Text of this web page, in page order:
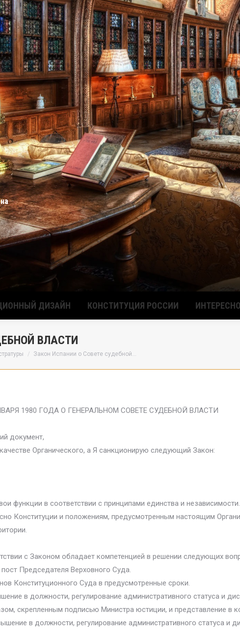
ДИЗАЙН КОНСТИТУЦИЯ РОССИИ ИНТЕРЕСНО
ВЛАСТИ
Закон Испании о Совете судебной…
1980 ГОДА О ГЕНЕРАЛЬНОМ СОВЕТЕ СУДЕБНОЙ ВЛАСТИ
документ,
Органического, а Я санкционирую следующий Закон:
функции в соответствии с принципами единства и
Конституции и положениям, предусмотренным настоящим
с Законом обладает компетенцией в решении следующих
Председателя Верховного Суда.
Конституционного Суда в предусмотренные сроки.
в должности, регулирование административного статуса и
скрепленным подписью Министра юстиции, и представление в
в должности, регулирование административного статуса и